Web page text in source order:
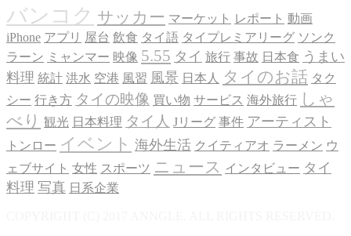
バンコク サッカー マーケット レポート 動画
iPhone アプリ 屋台 飲食 タイ語 タイプレミアリーグ ソンク
ラーン ミャンマー 映像 5.55 タイ 旅行 事故 日本食 うまい
料理 統計 洪水 空港 風習 風景 日本人 タイのお話 タク
シー 行き方 タイの映像 買い物 サービス 海外旅行 しゃ
べり 観光 日本料理 タイ人 Jリーグ 事件 アーティスト
トンロー イベント 海外生活 クイティアオ ラーメン ウ
ェブサイト 女性 スポーツ ニュース インタビュー タイ
料理 写真 日系企業